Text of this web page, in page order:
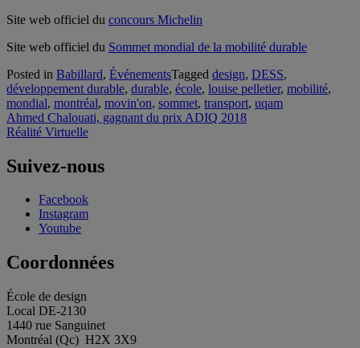
Site web officiel du concours Michelin
Site web officiel du Sommet mondial de la mobilité durable
Posted in Babillard, ÉvénementsTagged design, DESS,
développement durable, durable, école, louise pelletier, mobilité,
mondial, montréal, movin'on, sommet, transport, uqam
Navigation
de
l'article
Ahmed Chalouati, gagnant du prix ADIQ 2018
Réalité Virtuelle
Suivez-nous
Facebook
Instagram
Youtube
Coordonnées
École de design
Local DE-2130
1440 rue Sanguinet
Montréal (Qc) H2X 3X9